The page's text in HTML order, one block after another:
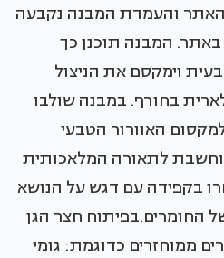
האתר והעמדת המבנה נקבעה
באתר. המבנה תוכנן כך
וימקסם את הניצול
בחורף. במבנה שולבו
האוורור הטבעי
לתאורה המלאכותית
בקפידה עם דגש על הנושא
החומרים.בפיתוח חצר הגן
ממוחזרים כדוגמת: גומי